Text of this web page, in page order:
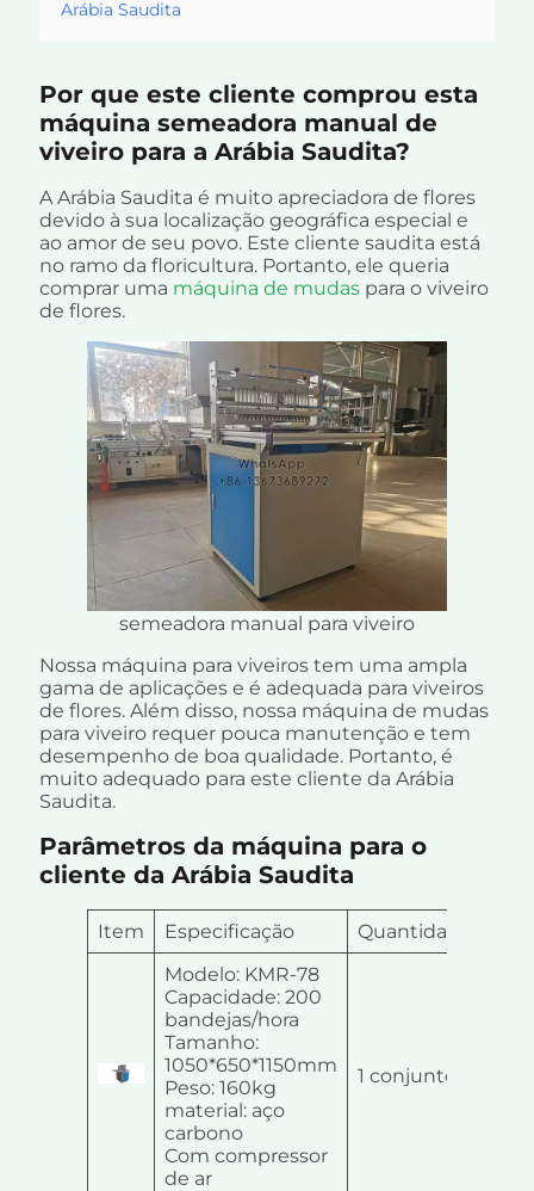
Arábia Saudita
Por que este cliente comprou esta
máquina semeadora manual de
viveiro para a Arábia Saudita?
A Arábia Saudita é muito apreciadora de flores
devido à sua localização geográfica especial e
ao amor de seu povo. Este cliente saudita está
no ramo da floricultura. Portanto, ele queria
comprar uma máquina de mudas para o viveiro
de flores.
semeadora manual para viveiro
Nossa máquina para viveiros tem uma ampla
gama de aplicações e é adequada para viveiros
de flores. Além disso, nossa máquina de mudas
para viveiro requer pouca manutenção e tem
desempenho de boa qualidade. Portanto, é
muito adequado para este cliente da Arábia
Saudita.
Parâmetros da máquina para o
cliente da Arábia Saudita
Item Especificação
Quantidade
Modelo: KMR-78
Capacidade: 200
bandejas/hora
Tamanho:
1050*650*1150mm
Peso: 160kg
material: aço
carbono
Com compressor
de ar
1 conjunto